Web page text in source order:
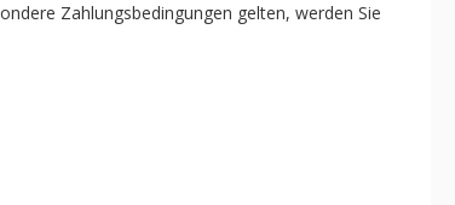
Zahlungsbedingungen gelten, werden Sie